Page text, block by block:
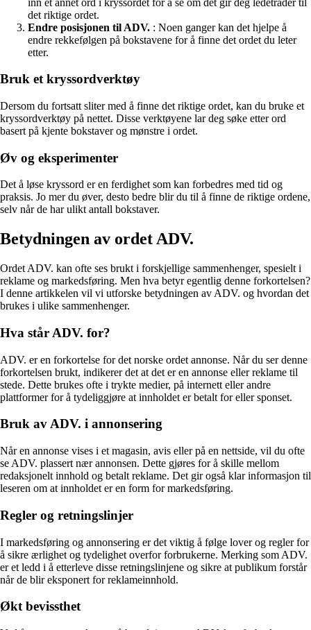
det riktige ordet.
Endre posisjonen til ADV. : Noen ganger kan det hjelpe å
endre rekkefølgen på bokstavene for å finne det ordet du leter
etter.
Bruk et kryssordverktøy
Dersom du fortsatt sliter med å finne det riktige ordet, kan du bruke et
kryssordverktøy på nettet. Disse verktøyene lar deg søke etter ord
basert på kjente bokstaver og mønstre i ordet.
Øv og eksperimenter
Det å løse kryssord er en ferdighet som kan forbedres med tid og
praksis. Jo mer du øver, desto bedre blir du til å finne de riktige ordene,
selv når de har ulikt antall bokstaver.
Betydningen av ordet ADV.
Ordet ADV. kan ofte ses brukt i forskjellige sammenhenger, spesielt i
reklame og markedsføring. Men hva betyr egentlig denne forkortelsen?
I denne artikkelen vil vi utforske betydningen av ADV. og hvordan det
brukes i ulike sammenhenger.
Hva står ADV. for?
ADV. er en forkortelse for det norske ordet annonse. Når du ser denne
forkortelsen brukt, indikerer det at det er en annonse eller reklame til
stede. Dette brukes ofte i trykte medier, på internett eller andre
plattformer for å tydeliggjøre at innholdet er betalt for eller sponset.
Bruk av ADV. i annonsering
Når en annonse vises i et magasin, avis eller på en nettside, vil du ofte
se ADV. plassert nær annonsen. Dette gjøres for å skille mellom
redaksjonelt innhold og betalt reklame. Det gir også klar informasjon til
leseren om at innholdet er en form for markedsføring.
Regler og retningslinjer
I markedsføring og annonsering er det viktig å følge lover og regler for
å sikre ærlighet og tydelighet overfor forbrukerne. Merking som ADV.
er et ledd i å etterleve disse retningslinjene og sikre at publikum forstår
når de blir eksponert for reklameinnhold.
Økt bevissthet